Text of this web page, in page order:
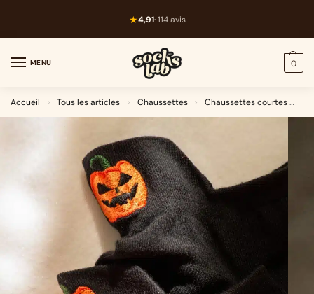
★4,91· 114 avis
MENU 0
Accueil > Tous les articles > Chaussettes > Chaussettes courtes